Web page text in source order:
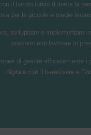
il lavoro ibrido durante la
per le piccole e medie
sviluppare e
possono non lavorare in
di gestire efficacemente
digitale con il benessere e